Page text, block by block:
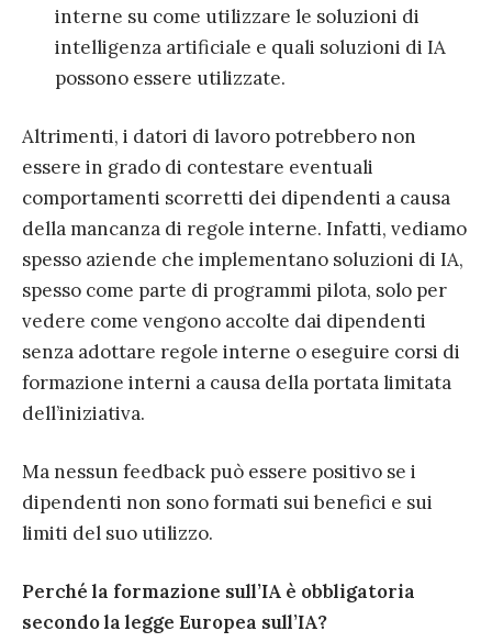
interne su come utilizzare le soluzioni di
intelligenza artificiale e quali soluzioni di IA
possono essere utilizzate.
Altrimenti, i datori di lavoro potrebbero non
essere in grado di contestare eventuali
comportamenti scorretti dei dipendenti a causa
della mancanza di regole interne. Infatti, vediamo
spesso aziende che implementano soluzioni di IA,
spesso come parte di programmi pilota, solo per
vedere come vengono accolte dai dipendenti
senza adottare regole interne o eseguire corsi di
formazione interni a causa della portata limitata
dell’iniziativa.
Ma nessun feedback può essere positivo se i
dipendenti non sono formati sui benefici e sui
limiti del suo utilizzo.
Perché la formazione sull’IA è obbligatoria
secondo la legge Europea sull’IA?